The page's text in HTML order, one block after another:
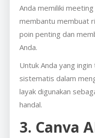
Anda memiliki
membantu membuat
poin penting dan
Anda.
Untuk Anda yang
sistematis dalam
layak digunakan
handal.
3. Canva